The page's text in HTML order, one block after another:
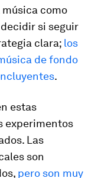
como
si seguir
clara; los
de fondo
.
estas
experimentos
Las
son
pero son muy